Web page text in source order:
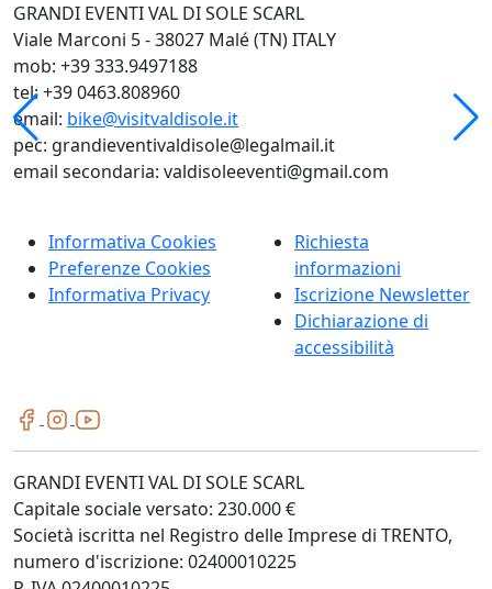
GRANDI EVENTI VAL DI SOLE SCARL
Viale Marconi 5 - 38027 Malé (TN) ITALY
mob: +39 333.9497188
tel: +39 0463.808960
email: bike@visitvaldisole.it
pec: grandieventivaldisole@legalmail.it
email secondaria: valdisoleeventi@gmail.com
Informativa Cookies
Preferenze Cookies
Informativa Privacy
Richiesta
informazioni
Iscrizione Newsletter
Dichiarazione di
accessibilità
GRANDI EVENTI VAL DI SOLE SCARL
Capitale sociale versato: 230.000 €
Società iscritta nel Registro delle Imprese di TRENTO,
numero d'iscrizione: 02400010225